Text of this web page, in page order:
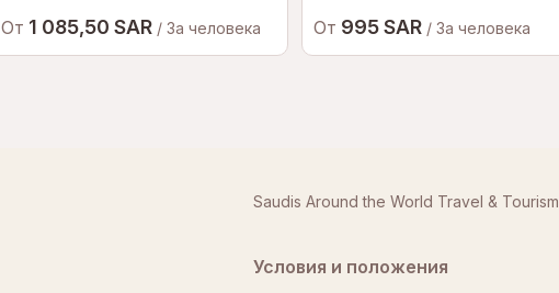
От 1 085,50 SAR / За человека От 995 SAR / За человека
Saudis Around the World Travel & Tourism
Условия и положения